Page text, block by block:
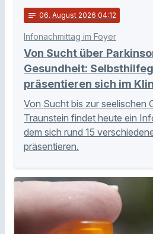
notes 06. August 2026 04:12
Infonachmittag im Foyer
Von Sucht über
Gesundheit:
präsentieren sich im
Von Sucht bis zur seelischen
Traunstein findet heute ein
dem sich rund 15
präsentieren.